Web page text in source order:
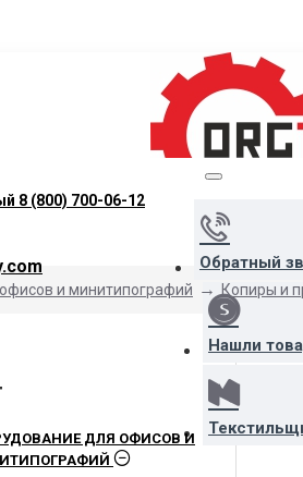
8 (800) 700-06-12
Обратный
Нашли
и минитипографий Копиры и
ДЛЯ ОФИСОВ И